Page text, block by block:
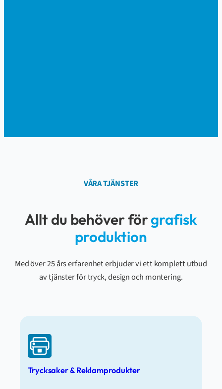
VÅRA TJÄNSTER
Allt du behöver förgrafisk
produktion
Med över 25 års erfarenhet erbjuder vi ett komplett utbud
av tjänster för tryck, design och montering.
Trycksaker & Reklamprodukter